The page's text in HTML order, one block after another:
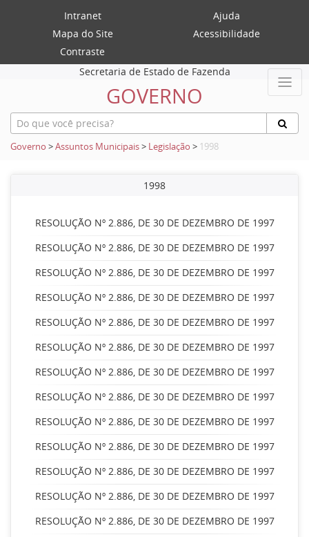
Intranet
Ajuda
Mapa do Site
Acessibilidade
Contraste
Secretaria de Estado de Fazenda
GOVERNO
Governo >Assuntos Municipais> Legislação > 1998
1998
RESOLUÇÃO Nº 2.886, DE 30 DE DEZEMBRO DE 1997
RESOLUÇÃO Nº 2.886, DE 30 DE DEZEMBRO DE 1997
RESOLUÇÃO Nº 2.886, DE 30 DE DEZEMBRO DE 1997
RESOLUÇÃO Nº 2.886, DE 30 DE DEZEMBRO DE 1997
RESOLUÇÃO Nº 2.886, DE 30 DE DEZEMBRO DE 1997
RESOLUÇÃO Nº 2.886, DE 30 DE DEZEMBRO DE 1997
RESOLUÇÃO Nº 2.886, DE 30 DE DEZEMBRO DE 1997
RESOLUÇÃO Nº 2.886, DE 30 DE DEZEMBRO DE 1997
RESOLUÇÃO Nº 2.886, DE 30 DE DEZEMBRO DE 1997
RESOLUÇÃO Nº 2.886, DE 30 DE DEZEMBRO DE 1997
RESOLUÇÃO Nº 2.886, DE 30 DE DEZEMBRO DE 1997
RESOLUÇÃO Nº 2.886, DE 30 DE DEZEMBRO DE 1997
RESOLUÇÃO Nº 2.886, DE 30 DE DEZEMBRO DE 1997